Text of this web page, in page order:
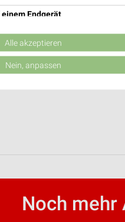
& Öffnungszeiten für Bad
Noch mehr
Endgerät
von Daten aus
Alle akzeptieren
Nein, anpassen